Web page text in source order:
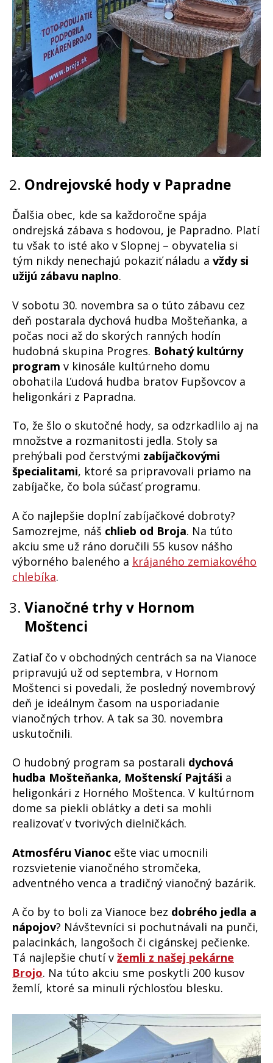
Ondrejovské hody v Papradne
Ďalšia obec, kde sa každoročne spája
ondrejská zábava s hodovou, je Papradno. Platí
tu však to isté ako v Slopnej – obyvatelia si
tým nikdy nenechajú pokaziť náladu a vždy si
užijú zábavu naplno.
V sobotu 30. novembra sa o túto zábavu cez
deň postarala dychová hudba Mošteňanka, a
počas noci až do skorých ranných hodín
hudobná skupina Progres. Bohatý kultúrny
program v kinosále kultúrneho domu
obohatila Ľudová hudba bratov Fupšovcov a
heligonkári z Papradna.
To, že šlo o skutočné hody, sa odzrkadlilo aj na
množstve a rozmanitosti jedla. Stoly sa
prehýbali pod čerstvými zabíjačkovými
špecialitami, ktoré sa pripravovali priamo na
zabíjačke, čo bola súčasť programu.
A čo najlepšie doplní zabíjačkové dobroty?
Samozrejme, náš chlieb od Broja. Na túto
akciu sme už ráno doručili 55 kusov nášho
výborného baleného a krájaného zemiakového
chlebíka.
Vianočné trhy v Hornom
Moštenci
Zatiaľ čo v obchodných centrách sa na Vianoce
pripravujú už od septembra, v Hornom
Moštenci si povedali, že posledný novembrový
deň je ideálnym časom na usporiadanie
vianočných trhov. A tak sa 30. novembra
uskutočnili.
O hudobný program sa postarali dychová
hudba Mošteňanka, Moštenskí Pajtáši a
heligonkári z Horného Moštenca. V kultúrnom
dome sa piekli oblátky a deti sa mohli
realizovať v tvorivých dielničkách.
Atmosféru Vianoc ešte viac umocnili
rozsvietenie vianočného stromčeka,
adventného venca a tradičný vianočný bazárik.
A čo by to boli za Vianoce bez dobrého jedla a
nápojov? Návštevníci si pochutnávali na punči,
palacinkách, langošoch či cigánskej pečienke.
Tá najlepšie chutí v žemli z našej pekárne
Brojo. Na túto akciu sme poskytli 200 kusov
žemlí, ktoré sa minuli rýchlosťou blesku.